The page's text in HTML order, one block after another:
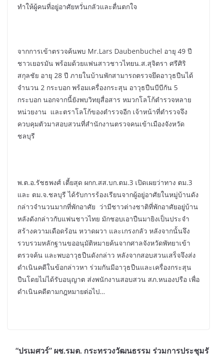
ทำให้ผู้คนที่อยู่อาศัยหวั่นกลัวและตื่นตกใจ
จากการเข้าตรวจค้นพบ Mr.Lars Daubenbuchel อายุ 49 ปี
ชาวเยอรมัน พร้อมด้วยแฟนสาวชาวไทยน.ส.สุจิตรา ศรีศิริ
สกุลชัย อายุ 28 ปี ภายในบ้านพักสามารถตรวจยึดอาวุธปืนได้
จำนวน 2 กระบอก พร้อมเครื่องกระสุน อาวุธปืนบีบีกัน 5
กระบอก นอกจากนี้ยังพบวิทยุสื่อสาร หมวกโลโก้ตำรวจหลาย
หน่วยงาน และตราโลโก้ของตำรวจอีก เจ้าหน้าที่ตำรวจจึง
ควบคุมตัวมาสอบสวนที่สำนักงานตรวจคนเข้าเมืองจังหวัด
ชลบุรี
พ.ต.อ.รัชธพงศ์ เตี้ยสุด ผกก.สส.บก.ตม.3 เปิดเผยว่าทาง ตม.3
และ ตม.จ.ชลบุรี ได้รับการร้องเรียนจากผู้อยู่อาศัยในหมู่บ้านดัง
กล่าวจำนวนมากที่พักอาศัย ว่ามีชาวต่างชาติที่พักอาศัยอยู่บ้าน
หลังดังกล่าวกับแฟนชาวไทย มักชอบเอาปืนมายิงเป็นประจำ
สร้างความเดือดร้อน หวาดผวา และเกรงกลัว หลังจากนั้นจึง
รวบรวมหลักฐานขออนุมัติหมายค้นจากศาลจังหวัดพัทยาเข้า
ตรวจค้น และพบอาวุธปืนดังกล่าว หลังจากสอบสวนเสร็จจึงส่ง
ดำเนินคดีในข้อกล่าวหา ร่วมกันมีอาวุธปืนและเครื่องกระสุน
ปืนโดยไม่ได้รับอนุญาต ส่งพนักงานสอบสวน สภ.หนองปรือ เพื่อ
ดำเนินคดีตามกฎหมายต่อไป…
“ปรเมศวร์” ผช.รมต. กระทรวงวัฒนธรรม ร่วมการประชุมรั